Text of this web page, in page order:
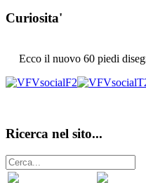
Curiosita'
Ecco il nuovo 60 piedi
Ricerca nel sito...